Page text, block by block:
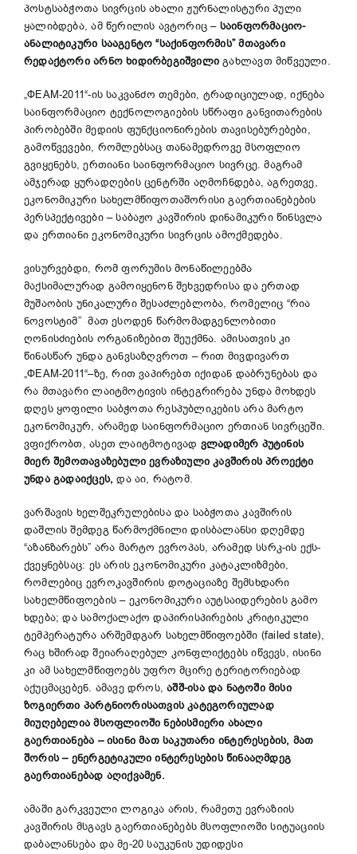
პოსტსაბჭოთა სივრცის ახალი ჟურნალისტური პული
ყალიბდება, ამ წერილის ავტორიც – საინფორმაციო-
ანალიტიკური სააგენტო “საქინფორმის” მთავარი
რედაქტორი არნო ხიდირბეგიშვილი გახლავთ მიწვეული.
„ФЕАМ-2011“-ის საკვანძო თემები, ტრადიციულად, იქნება
საინფორმაციო ტექნოლოგიების სწრაფი განვითარების
პირობებში მედიის ფუნქციონირების თავისებურებები,
გამოწვევები, რომლებსაც თანამედროვე მსოფლიო
გვიყენებს, ერთიანი საინფორმაციო სივრცე. მაგრამ
ამჯერად ყურადღების ცენტრში აღმოჩნდება, აგრეთვე,
ეკონომიკური სახელმწიფოთაშორისი გაერთიანებების
პერსპექტივები – საბაჟო კავშირის დინამიკური წინსვლა
და ერთიანი ეკონომიკური სივრცის ამოქმედება.
ვისურვებდი, რომ ფორუმის მონაწილეებმა
მაქსიმალურად გამოიყენონ შეხვედრისა და ერთად
მუშაობის უნიკალური შესაძლებლობა, რომელიც “რია
ნოვოსტიმ” მათ ესოდენ წარმომადგენლობითი
ღონისძიების ორგანიზებით შეუქმნა. ამისათვის კი
წინასწარ უნდა განვსაზღვროთ – რით მივდივართ
„ФЕАМ-2011“–ზე, რით ვაპირებთ იქიდან დაბრუნებას და
რა მთავარი ლაიტმოტივის ინტეგრირება უნდა მოხდეს
დღეს ყოფილი საბჭოთა რესპუბლიკების არა მარტო
ეკონომიკურ, არამედ საინფორმაციო ერთიან სივრცეში.
ვფიქრობთ, ასეთ ლაიტმოტივად ვლადიმერ პუტინის
მიერ შემოთავაზებული ევრაზიული კავშირის პროექტი
უნდა გადაიქცეს,და აი, რატომ.
ვარშავის ხელშეკრულებისა და საბჭოთა კავშირის
დაშლის შემდეგ წარმოქმნილი დისბალანსი დღემდე
“აზანზარებს” არა მარტო ევროპას, არამედ სსრკ-ის ექს-
ქვეყნებსაც: ეს არის ეკონომიკური კატაკლიზმები,
რომლებიც ევროკავშირის დოტაციაზე შემსხდარი
სახელმწიფოების – ეკონომიკური აუტსაიდერების გამო
ხდება; და სამოქალაქო დაპირისპირების კრიტიკული
ტემპერატურა არშემდგარ სახელმწიფოებში (failed state),
რაც ხშირად შეიარაღებულ კონფლიქტებს იწვევს, ისინი
კი ამ სახელმწიფოებს უფრო მცირე ტერიტორიებად
აქუცმაცებენ. ამავე დროს,აშშ-ისა და ნატოში მისი
ზოგიერთი პარტნიორისათვის კატეგორიულად
მიუღებელია მსოფლიოში ნებისმიერი ახალი
გაერთიანება – ისინი მათ საკუთარი ინტერესების, მათ
შორის–ენერგეტიკული ინტერესების წინააღმდეგ
გაერთიანებად აღიქვამენ.
ამაში გარკვეული ლოგიკა არის, რამეთუ ევრაზიის
კავშირის მსგავს გაერთიანებებს მსოფლიოში სიტუაციის
დაბალანსება და მე-20 საუკუნის უდიდესი